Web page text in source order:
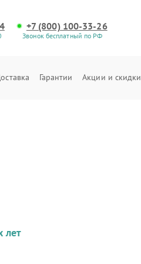
+7 (800) 100-33-26
Звонок бесплатный по РФ
Гарантии Акции и скидки
лет